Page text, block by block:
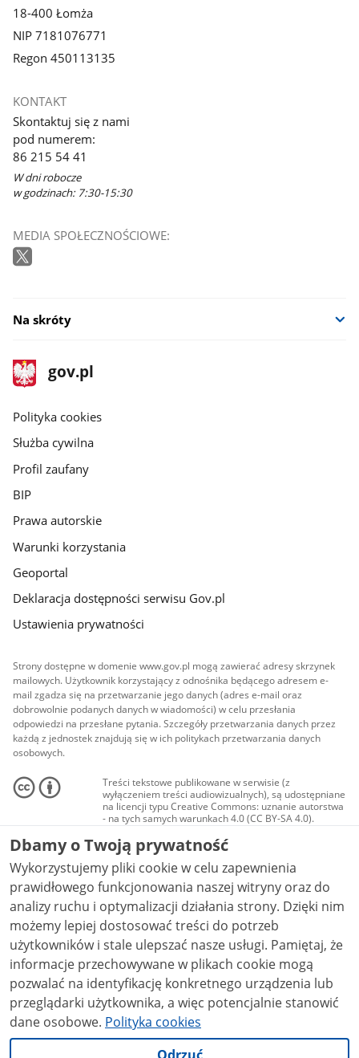
18-400 Łomża
NIP 7181076771
Regon 450113135
KONTAKT
Skontaktuj się z nami
pod numerem:
86 215 54 41
W dni robocze
w godzinach: 7:30-15:30
MEDIA SPOŁECZNOŚCIOWE:
Na skróty
stopka
gov.pl
Strona
gov.pl
gov.pl
Polityka cookies
Służba cywilna
Profil zaufany
BIP
Prawa autorskie
Warunki korzystania
Geoportal
Deklaracja dostępności serwisu Gov.pl
Ustawienia prywatności
Strony dostępne w domenie www.gov.pl mogą zawierać adresy skrzynek
mailowych. Użytkownik korzystający z odnośnika będącego adresem e-
mail zgadza się na przetwarzanie jego danych (adres e-mail oraz
dobrowolnie podanych danych w wiadomości) w celu przesłania
odpowiedzi na przesłane pytania. Szczegóły przetwarzania danych przez
każdą z jednostek znajdują się w ich politykach przetwarzania danych
osobowych.
Treści tekstowe publikowane w serwisie (z
wyłączeniem treści audiowizualnych), są udostępniane
na licencji typu Creative Commons: uznanie autorstwa
- na tych samych warunkach 4.0 (CC BY-SA 4.0).
Materiały audiowizualne, w tym zdjęcia, materiały
audio i wideo, są udostępniane na licencji typu
Creative Commons: uznanie autorstwa użycie
niekomercyjne - bez utworów zależnych 4.0 (CC BY-
NC-ND 4.0), o ile nie jest to stwierdzone inaczej.
Dbamy o Twoją prywatność
Wykorzystujemy pliki cookie w celu zapewnienia
prawidłowego funkcjonowania naszej witryny oraz do
analizy ruchu i optymalizacji działania strony. Dzięki nim
możemy lepiej dostosować treści do potrzeb
użytkowników i stale ulepszać nasze usługi. Pamiętaj, że
informacje przechowywane w plikach cookie mogą
pozwalać na identyfikację konkretnego urządzenia lub
przeglądarki użytkownika, a więc potencjalnie stanowić
dane osobowe. Polityka cookies